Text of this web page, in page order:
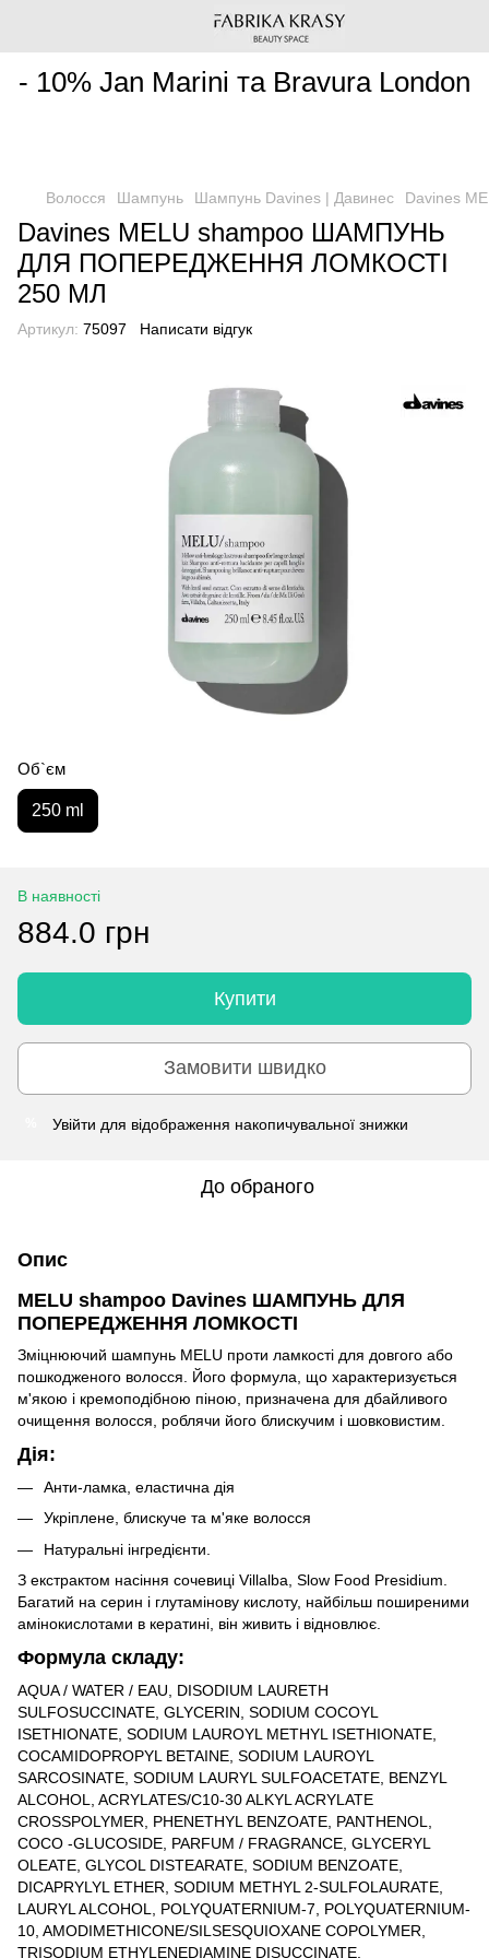
- 10% Jan Marini та Bravura London
Волосся Шампунь Шампунь Davines | Давинес Davines
Davines MELU shampoo ШАМПУНЬ
ДЛЯ ПОПЕРЕДЖЕННЯ ЛОМКОСТІ
250 МЛ
Артикул: 75097 Написати відгук
Об`єм
250 ml
В наявності
884.0 грн
Купити
Замовити швидко
Увійти для відображення накопичувальної знижки
До обраного
Опис
MELU shampoo Davines ШАМПУНЬ ДЛЯ
ПОПЕРЕДЖЕННЯ ЛОМКОСТІ
Зміцнюючий шампунь MELU проти ламкості для довгого або
пошкодженого волосся. Його формула, що характеризується
м'якою і кремоподібною піною, призначена для дбайливого
очищення волосся, роблячи його блискучим і шовковистим.
Дія:
Анти-ламка, еластична дія
Укріплене, блискуче та м'яке волосся
Натуральні інгредієнти.
З екстрактом насіння сочевиці Villalba, Slow Food Presidium.
Багатий на серин і глутамінову кислоту, найбільш поширеними
амінокислотами в кератині, він живить і відновлює.
Формула складу:
AQUA / WATER / EAU, DISODIUM LAURETH
SULFOSUCCINATE, GLYCERIN, SODIUM COCOYL
ISETHIONATE, SODIUM LAUROYL METHYL ISETHIONATE,
COCAMIDOPROPYL BETAINE, SODIUM LAUROYL
SARCOSINATE, SODIUM LAURYL SULFOACETATE, BENZYL
ALCOHOL, ACRYLATES/C10-30 ALKYL ACRYLATE
CROSSPOLYMER, PHENETHYL BENZOATE, PANTHENOL,
COCO -GLUCOSIDE, PARFUM / FRAGRANCE, GLYCERYL
OLEATE, GLYCOL DISTEARATE, SODIUM BENZOATE,
DICAPRYLYL ETHER, SODIUM METHYL 2-SULFOLAURATE,
LAURYL ALCOHOL, POLYQUATERNIUM-7, POLYQUATERNIUM-
10, AMODIMETHICONE/SILSESQUIOXANE COPOLYMER,
TRISODIUM ETHYLENEDIAMINE DISUCCINATE,